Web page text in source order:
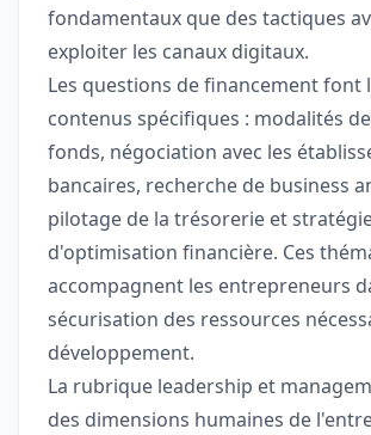
fondamentaux que des tactiques
exploiter les canaux digitaux.
Les questions de financement font
contenus spécifiques : modalités
fonds, négociation avec les
bancaires, recherche de business
pilotage de la trésorerie et
d'optimisation financière. Ces
accompagnent les entrepreneurs
sécurisation des ressources
développement.
La rubrique leadership et
des dimensions humaines de